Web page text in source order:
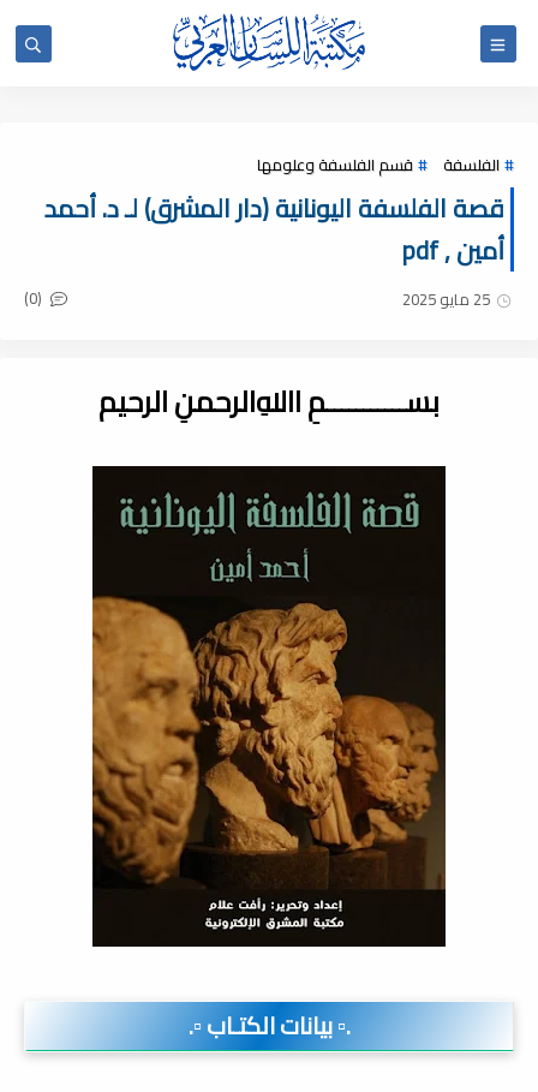
الفلسفة قسم الفلسفة وعلومها
قصة الفلسفة اليونانية (دار المشرق) لـ د. أحمد
أمين , pdf
25 مايو 2025 (0)
بســـــــــــمِ اﷲِالرحمنِ الرحيم
.▫️ بيانات الكتـاب ▫️.